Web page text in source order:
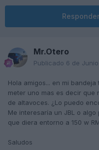
Mr.Otero
Publicado 6 de
Hola amigos... en mi
meter uno mas es decir que
de altavoces. ¿Lo puedo
Me interesaría un JBL o
que diera entorno a 150 w
Saludos